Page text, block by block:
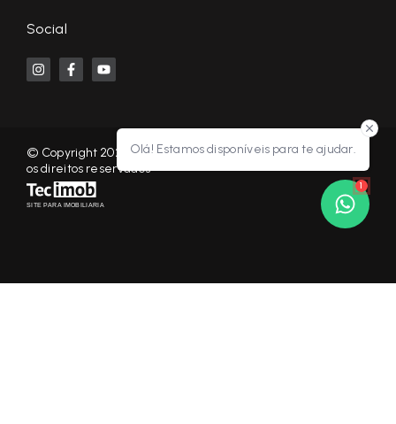
Olá! Estamos disponíveis para te ajudar.
1
Social
© Copyright 2026 - KF NEGÓCIOS IMOBILIÁRIOS RP - Todos
os direitos reservados
SITE PARA IMOBILIARIA